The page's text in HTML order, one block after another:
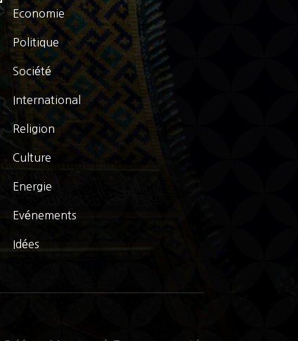
Economie
Politique
Société
International
Religion
Culture
Energie
Evénements
Idées